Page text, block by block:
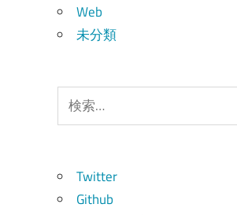
Web
未分類
索:
Twitter
Github